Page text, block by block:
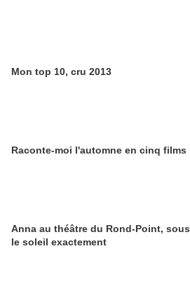
Mon top 10, cru 2013
Raconte-moi l'automne en cinq films
Anna au théâtre du Rond-Point, sous
le soleil exactement